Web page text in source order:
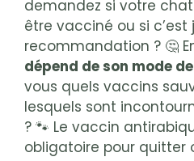
demandez si votre
être vacciné ou si c’est
recommandation ? 🤔
dépend de son mode
vous quels vaccins
lesquels sont
? 🐾 Le vaccin
obligatoire pour quitter